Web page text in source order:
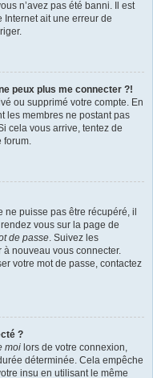
n’avez pas été banni. Il est
ait une erreur de
peux plus me connecter ?!
ou supprimé votre compte. En
les membres ne postant pas
cela vous arrive, tentez de
forum.
ne puisse pas être récupéré, il
vous sur la page de
de passe. Suivez les
nouveau vous connecter.
votre mot de passe, contactez
?
moi lors de votre connexion,
déterminée. Cela empêche
insu en utilisant le même